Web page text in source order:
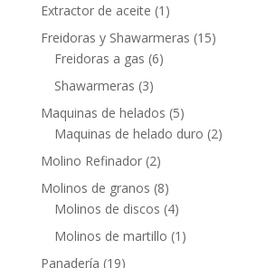
Extractor de aceite (1)
Freidoras y Shawarmeras (15)
Freidoras a gas (6)
Shawarmeras (3)
Maquinas de helados (5)
Maquinas de helado duro (2)
Molino Refinador (2)
Molinos de granos (8)
Molinos de discos (4)
Molinos de martillo (1)
Panadería (19)